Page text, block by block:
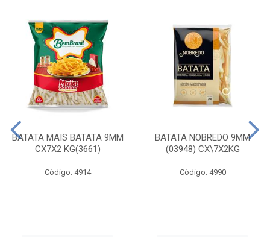
BATATA MAIS BATATA 9MM
CX7X2 KG(3661)
Código: 4914
BATATA NOBREDO 9MM
(03948) CX\7X2KG
Código: 4990